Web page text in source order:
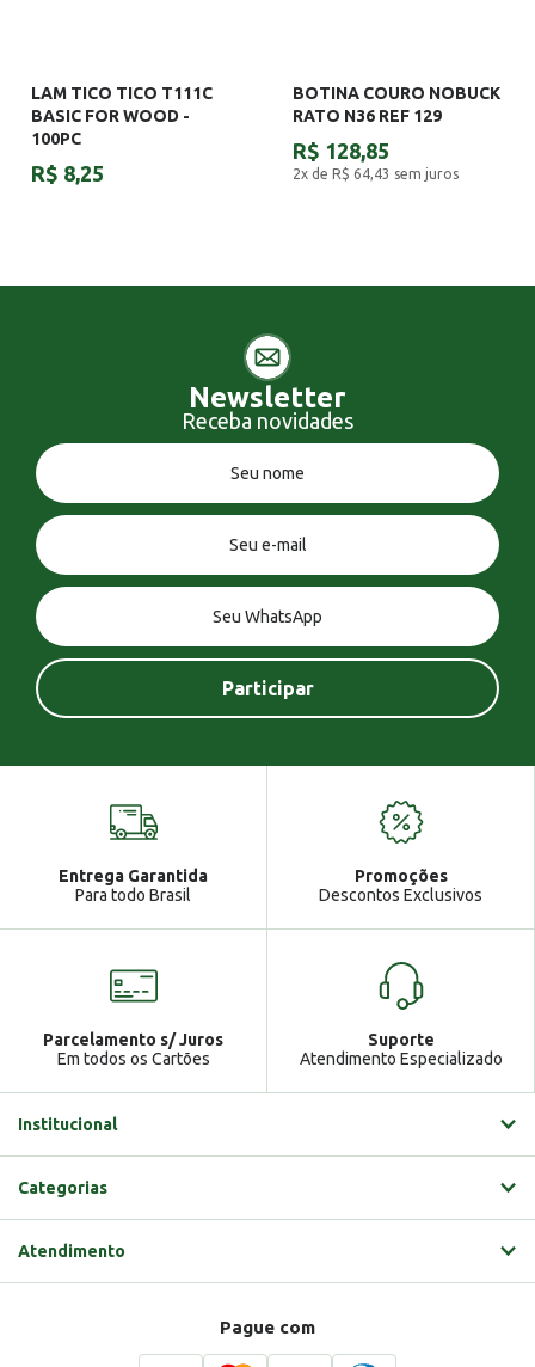
LAM TICO TICO T111C
BASIC FOR WOOD -
100PC
R$ 8,25
BOTINA COURO NOBUCK
RATO N36 REF 129
R$ 128,85
2x de R$ 64,43 sem juros
Newsletter
Receba novidades
Entrega Garantida
Para todo Brasil
Promoções
Descontos Exclusivos
Parcelamento s/ Juros
Em todos os Cartões
Suporte
Atendimento Especializado
Institucional
Categorias
Atendimento
Pague com
Você tem uma mensagem!
Ga Atendimento
Gabrielle